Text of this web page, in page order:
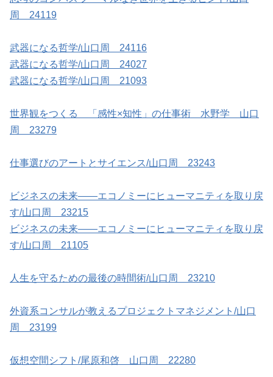
周 24119
武器になる哲学/山口周 24116
武器になる哲学/山口周 24027
武器になる哲学/山口周 21093
世界観をつくる 「感性×知性」の仕事術 水野学 山口
周 23279
仕事選びのアートとサイエンス/山口周 23243
ビジネスの未来――エコノミーにヒューマニティを取り戻
す/山口周 23215
ビジネスの未来――エコノミーにヒューマニティを取り戻
す/山口周 21105
人生を守るための最後の時間術/山口周 23210
外資系コンサルが教えるプロジェクトマネジメント/山口
周 23199
仮想空間シフト/尾原和啓 山口周 22280